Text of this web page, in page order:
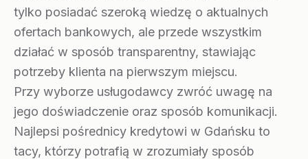
tylko posiadać szeroką wiedzę o aktualnych
ofertach bankowych, ale przede wszystkim
działać w sposób transparentny, stawiając
potrzeby klienta na pierwszym miejscu.
Przy wyborze usługodawcy zwróć uwagę na
jego doświadczenie oraz sposób komunikacji.
Najlepsi pośrednicy kredytowi w Gdańsku to
tacy, którzy potrafią w zrozumiały sposób